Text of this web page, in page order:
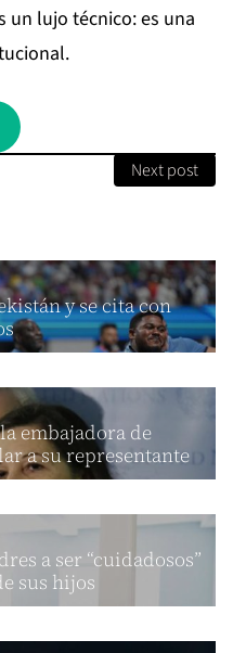
un lujo técnico: es una
Next post
y se cita con
embajadora de
a su representante
a ser “cuidadosos”
sus hijos